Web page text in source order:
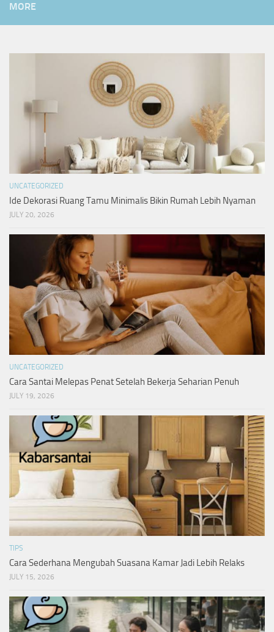
MORE
UNCATEGORIZED
Ide Dekorasi Ruang Tamu Minimalis Bikin Rumah Lebih Nyaman
JULY 20, 2026
UNCATEGORIZED
Cara Santai Melepas Penat Setelah Bekerja Seharian Penuh
JULY 19, 2026
TIPS
Cara Sederhana Mengubah Suasana Kamar Jadi Lebih Relaks
JULY 15, 2026